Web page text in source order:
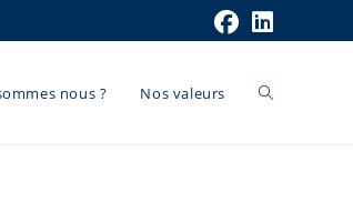
nous ? Nos valeurs